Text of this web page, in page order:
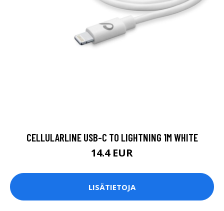
CELLULARLINE USB-C TO LIGHTNING 1M WHITE
14.4 EUR
LISÄTIETOJA